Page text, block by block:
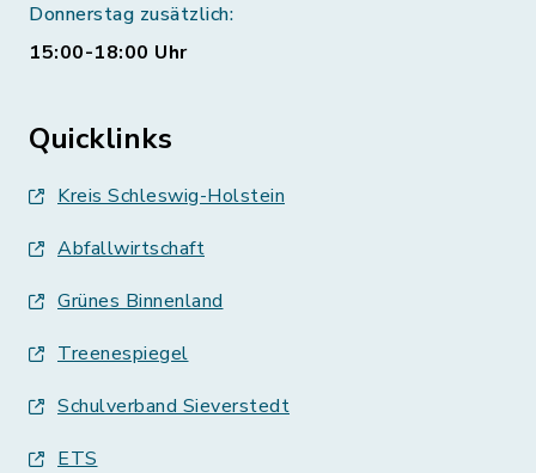
Donnerstag zusätzlich:
15:00-18:00 Uhr
Quicklinks
Kreis Schleswig-Holstein
Abfallwirtschaft
Grünes Binnenland
Treenespiegel
Schulverband Sieverstedt
ETS